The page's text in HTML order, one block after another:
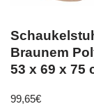
Braunem
53 x 69 x 75
99,65€